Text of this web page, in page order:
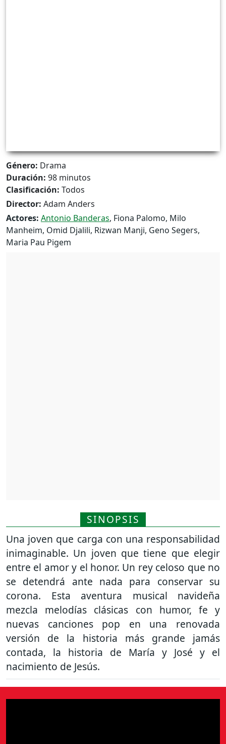
Género: Drama
Duración: 98 minutos
Clasificación: Todos
Director: Adam Anders
Actores: Antonio Banderas, Fiona Palomo, Milo
Manheim, Omid Djalili, Rizwan Manji, Geno Segers,
Maria Pau Pigem
SINOPSIS
Una joven que carga con una responsabilidad
inimaginable. Un joven que tiene que elegir
entre el amor y el honor. Un rey celoso que no
se detendrá ante nada para conservar su
corona. Esta aventura musical navideña
mezcla melodías clásicas con humor, fe y
nuevas canciones pop en una renovada
versión de la historia más grande jamás
contada, la historia de María y José y el
nacimiento de Jesús.